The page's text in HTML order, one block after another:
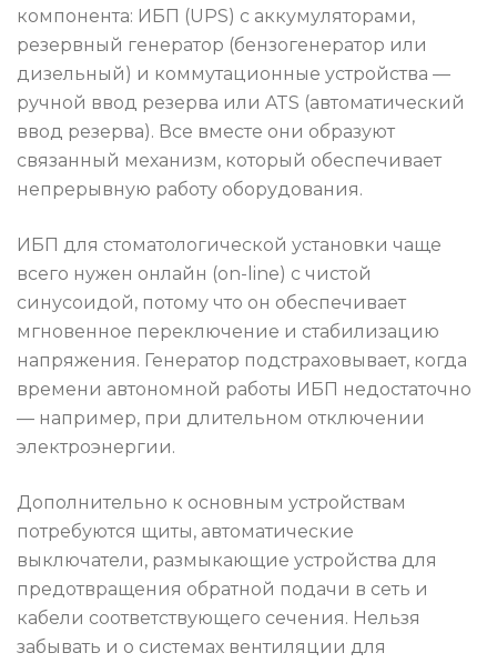
компонента: ИБП (UPS) с аккумуляторами,
резервный генератор (бензогенератор или
дизельный) и коммутационные устройства —
ручной ввод резерва или ATS (автоматический
ввод резерва). Все вместе они образуют
связанный механизм, который обеспечивает
непрерывную работу оборудования.
ИБП для стоматологической установки чаще
всего нужен онлайн (on-line) с чистой
синусоидой, потому что он обеспечивает
мгновенное переключение и стабилизацию
напряжения. Генератор подстраховывает, когда
времени автономной работы ИБП недостаточно
— например, при длительном отключении
электроэнергии.
Дополнительно к основным устройствам
потребуются щиты, автоматические
выключатели, размыкающие устройства для
предотвращения обратной подачи в сеть и
кабели соответствующего сечения. Нельзя
забывать и о системах вентиляции для